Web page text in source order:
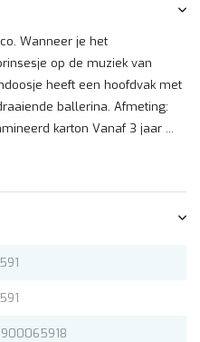
Wanneer je het
op de muziek van
heeft een hoofdvak met
ballerina. Afmeting:
karton Vanaf 3 jaar ...